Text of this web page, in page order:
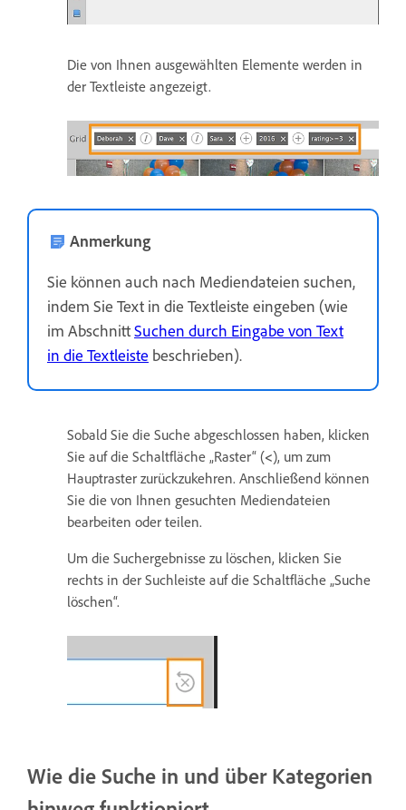
Die von Ihnen ausgewählten Elemente werden in
der Textleiste angezeigt.
Anmerkung
Sie können auch nach Mediendateien suchen,
indem Sie Text in die Textleiste eingeben (wie
im AbschnittSuchen durch Eingabe von Text
in die Textleiste beschrieben).
Sobald Sie die Suche abgeschlossen haben, klicken
Sie auf die Schaltfläche „Raster“ (<), um zum
Hauptraster zurückzukehren. Anschließend können
Sie die von Ihnen gesuchten Mediendateien
bearbeiten oder teilen.
Um die Suchergebnisse zu löschen, klicken Sie
rechts in der Suchleiste auf die Schaltfläche „Suche
löschen“.
Wie die Suche in und über Kategorien